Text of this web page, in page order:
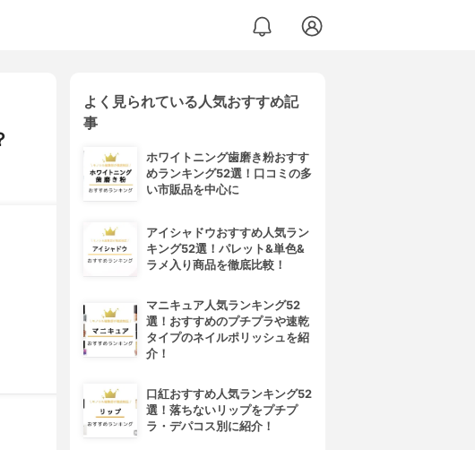
よく見られている人気おすすめ記
事
ホワイトニング歯磨き粉おすす
めランキング52選！口コミの多
い市販品を中心に
アイシャドウおすすめ人気ラン
キング52選！パレット&単色&
ラメ入り商品を徹底比較！
マニキュア人気ランキング52
選！おすすめのプチプラや速乾
タイプのネイルポリッシュを紹
介！
口紅おすすめ人気ランキング52
選！落ちないリップをプチプ
ラ・デパコス別に紹介！